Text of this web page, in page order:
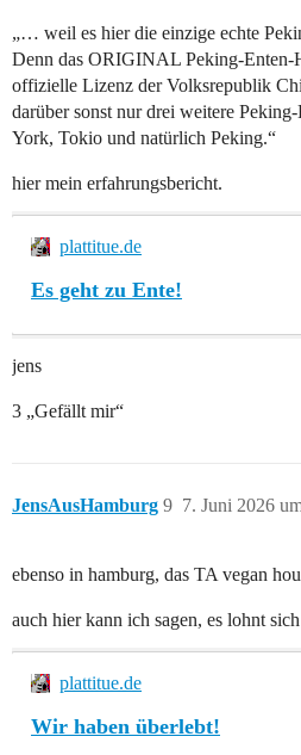
„… weil es hier die einzige echte
Denn das ORIGINAL Peking-Enten-
offizielle Lizenz der Volksrepublik
darüber sonst nur drei weitere
York, Tokio und natürlich Peking.“
hier mein erfahrungsbericht.
plattitue.de
Es geht zu Ente!
jens
3 „Gefällt mir“
JensAusHamburg 7. Juni 2026
9
ebenso in hamburg, das TA vegan
auch hier kann ich sagen, es lohnt
plattitue.de
Wir haben überlebt!